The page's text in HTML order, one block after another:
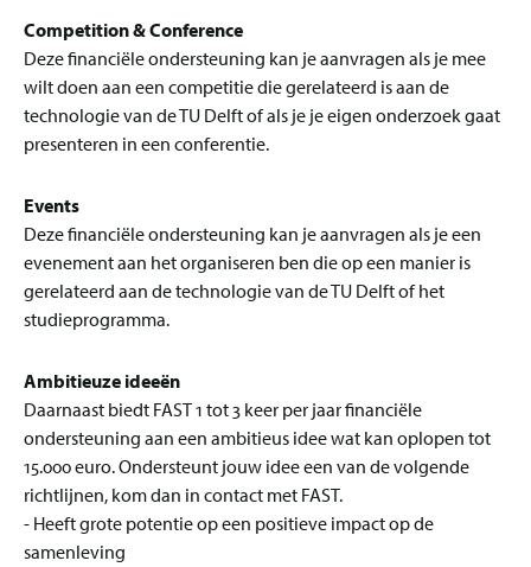
Competition & Conference
Deze financiële ondersteuning kan je aanvragen als je mee
wilt doen aan een competitie die gerelateerd is aan de
technologie van de TU Delft of als je je eigen onderzoek gaat
presenteren in een conferentie.
Events
Deze financiële ondersteuning kan je aanvragen als je een
evenement aan het organiseren ben die op een manier is
gerelateerd aan de technologie van de TU Delft of het
studieprogramma.
Ambitieuze ideeën
Daarnaast biedt FAST 1 tot 3 keer per jaar financiële
ondersteuning aan een ambitieus idee wat kan oplopen tot
15.000 euro. Ondersteunt jouw idee een van de volgende
richtlijnen, kom dan in contact met FAST.
- Heeft grote potentie op een positieve impact op de
samenleving